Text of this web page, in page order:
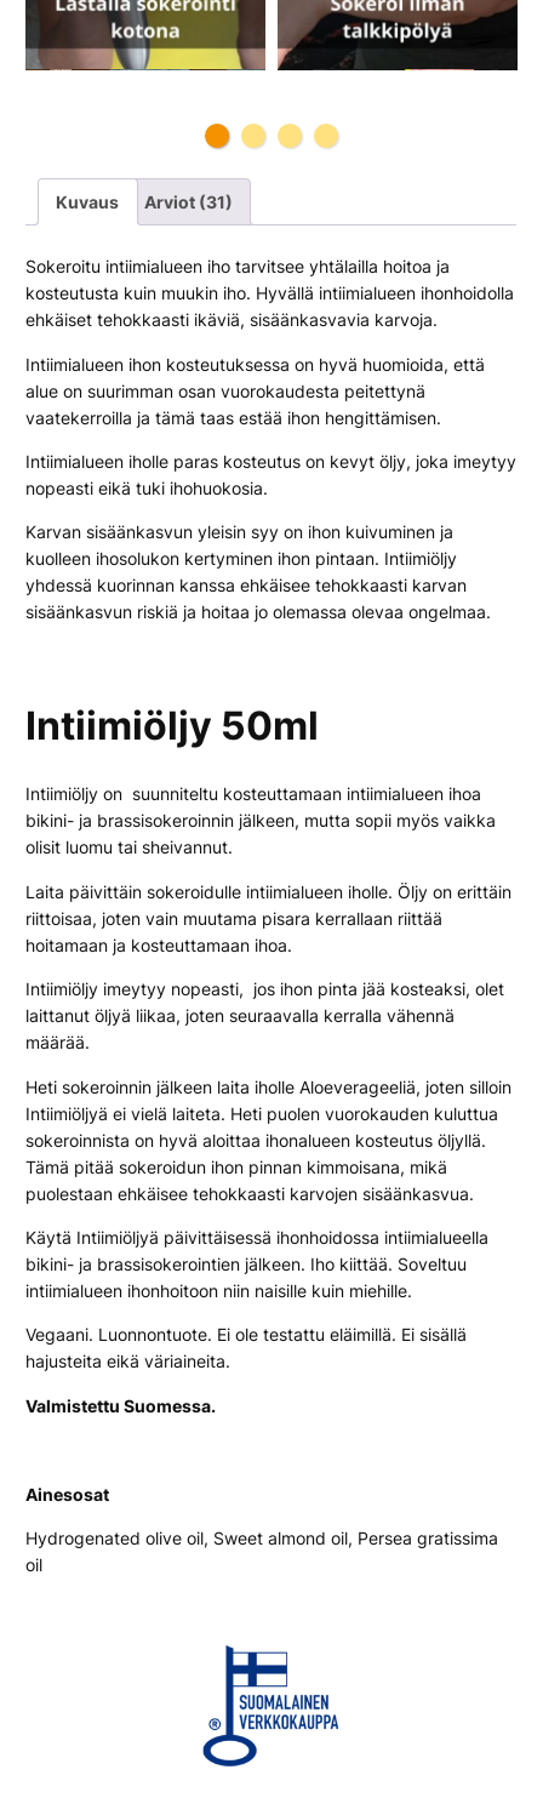
Kuvaus Arviot (31)
Sokeroitu intiimialueen iho tarvitsee yhtälailla hoitoa ja
kosteutusta kuin muukin iho. Hyvällä intiimialueen ihonhoidolla
ehkäiset tehokkaasti ikäviä, sisäänkasvavia karvoja.
Intiimialueen ihon kosteutuksessa on hyvä huomioida, että
alue on suurimman osan vuorokaudesta peitettynä
vaatekerroilla ja tämä taas estää ihon hengittämisen.
Intiimialueen iholle paras kosteutus on kevyt öljy, joka imeytyy
nopeasti eikä tuki ihohuokosia.
Karvan sisäänkasvun yleisin syy on ihon kuivuminen ja
kuolleen ihosolukon kertyminen ihon pintaan. Intiimiöljy
yhdessä kuorinnan kanssa ehkäisee tehokkaasti karvan
sisäänkasvun riskiä ja hoitaa jo olemassa olevaa ongelmaa.
Intiimiöljy 50ml
Intiimiöljy on suunniteltu kosteuttamaan intiimialueen ihoa
bikini- ja brassisokeroinnin jälkeen, mutta sopii myös vaikka
olisit luomu tai sheivannut.
Laita päivittäin sokeroidulle intiimialueen iholle. Öljy on erittäin
riittoisaa, joten vain muutama pisara kerrallaan riittää
hoitamaan ja kosteuttamaan ihoa.
Intiimiöljy imeytyy nopeasti, jos ihon pinta jää kosteaksi, olet
laittanut öljyä liikaa, joten seuraavalla kerralla vähennä
määrää.
Heti sokeroinnin jälkeen laita iholle Aloeverageeliä, joten silloin
Intiimiöljyä ei vielä laiteta. Heti puolen vuorokauden kuluttua
sokeroinnista on hyvä aloittaa ihonalueen kosteutus öljyllä.
Tämä pitää sokeroidun ihon pinnan kimmoisana, mikä
puolestaan ehkäisee tehokkaasti karvojen sisäänkasvua.
Käytä Intiimiöljyä päivittäisessä ihonhoidossa intiimialueella
bikini- ja brassisokerointien jälkeen. Iho kiittää. Soveltuu
intiimialueen ihonhoitoon niin naisille kuin miehille.
Vegaani. Luonnontuote. Ei ole testattu eläimillä. Ei sisällä
hajusteita eikä väriaineita.
Valmistettu Suomessa.
Ainesosat
Hydrogenated olive oil, Sweet almond oil, Persea gratissima
oil